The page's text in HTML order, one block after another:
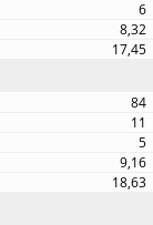
6
8,32
17,45
84
11
5
9,16
18,63